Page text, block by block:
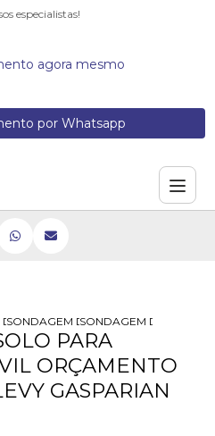
especialistas!
agora mesmo
por Whatsapp
SOLOS
SONDAGEM DE SOLO PARA
SONDAGEM DE SOLO
PARA
ORÇAMENTO
GASPARIAN